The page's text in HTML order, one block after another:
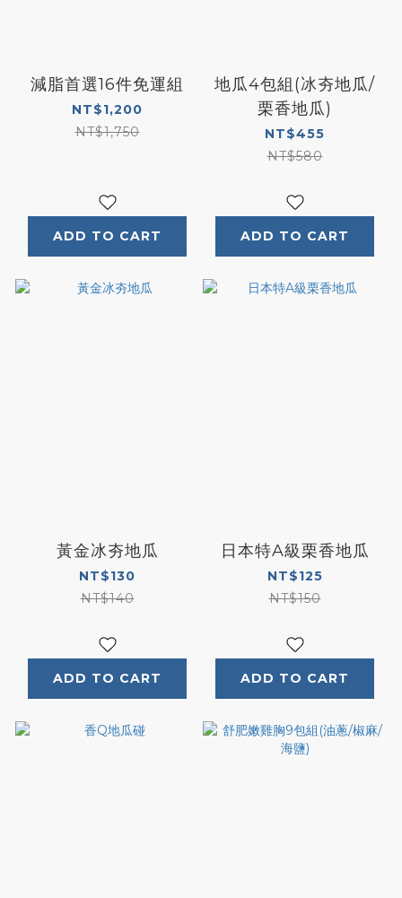
減脂首選16件免運組
NT$1,200
NT$1,750
ADD TO CART
地瓜4包組(冰夯地瓜/
栗香地瓜)
NT$455
NT$580
ADD TO CART
黃金冰夯地瓜
NT$130
NT$140
ADD TO CART
日本特A級栗香地瓜
NT$125
NT$150
ADD TO CART